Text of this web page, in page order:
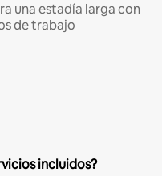
una estadía larga con
de trabajo
incluidos?